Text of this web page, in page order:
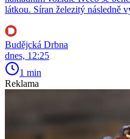
látkou. Síran železitý následně
Budějcká Drbna
dnes, 12:25
1 min
Reklama